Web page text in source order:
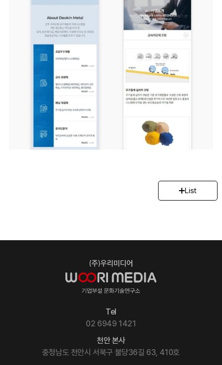
List
천안 본사
충청남도 천안시 서북구 불당36길 63, 410호
Tel
02 6949 1421